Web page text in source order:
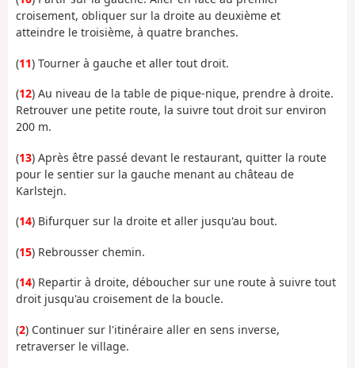
croisement, obliquer sur la droite au deuxième et
atteindre le troisième, à quatre branches.
(11) Tourner à gauche et aller tout droit.
(12) Au niveau de la table de pique-nique, prendre à droite.
Retrouver une petite route, la suivre tout droit sur environ
200 m.
(13) Après être passé devant le restaurant, quitter la route
pour le sentier sur la gauche menant au château de
Karlstejn.
(14) Bifurquer sur la droite et aller jusqu'au bout.
(15) Rebrousser chemin.
(14) Repartir à droite, déboucher sur une route à suivre tout
droit jusqu'au croisement de la boucle.
(2) Continuer sur l'itinéraire aller en sens inverse,
retraverser le village.